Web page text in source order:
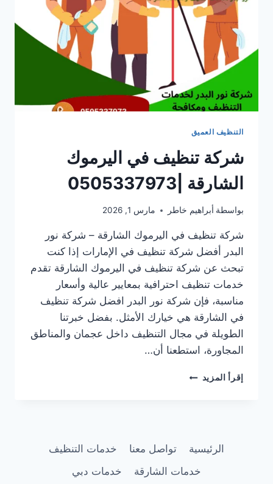
التنظيف العميق
شركة تنظيف في اليرموك
الشارقة |0505337973
بواسطة أبراهيم خاطر مارس 1, 2026
شركة تنظيف في اليرموك الشارقة – شركة نور
البدر أفضل شركة تنظيف في الإمارات إذا كنت
تبحث عن شركة تنظيف في اليرموك الشارقة تقدم
خدمات تنظيف احترافية بمعايير عالية وأسعار
مناسبة، فإن شركة نور البدر افضل شركة تنظيف
في الشارقة هي خيارك الأمثل. بفضل خبرتنا
الطويلة في مجال التنظيف داخل عجمان والمناطق
المجاورة، استطعنا أن…
إقرأ المزيد شركة
الرئيسية تواصل معنا
خدمات التنظيف
خدمات الشارقة
خدمات دبي